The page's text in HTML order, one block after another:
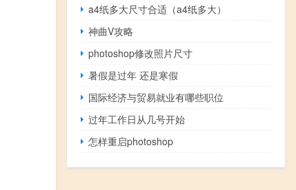
a4纸多大尺寸合适（a4纸多大）
神曲V攻略
photoshop修改照片尺寸
暑假是过年 还是寒假
国际经济与贸易就业有哪些职位
过年工作日从几号开始
怎样重启photoshop